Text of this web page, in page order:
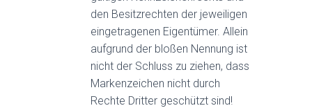
den Besitzrechten der jeweiligen
eingetragenen Eigentümer. Allein
aufgrund der bloßen Nennung ist
nicht der Schluss zu ziehen, dass
Markenzeichen nicht durch
Rechte Dritter geschützt sind!